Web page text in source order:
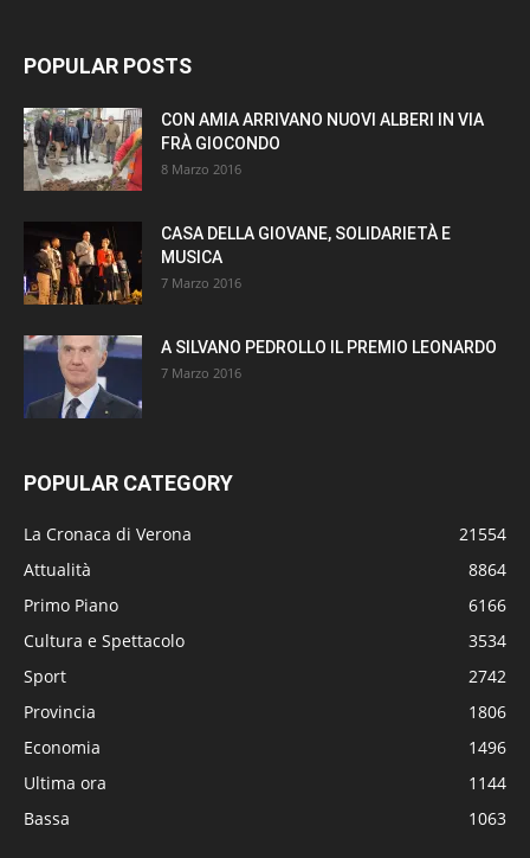
POPULAR POSTS
CON AMIA ARRIVANO NUOVI ALBERI IN VIA
FRÀ GIOCONDO
8 Marzo 2016
CASA DELLA GIOVANE, SOLIDARIETÀ E
MUSICA
7 Marzo 2016
A SILVANO PEDROLLO IL PREMIO LEONARDO
7 Marzo 2016
POPULAR CATEGORY
La Cronaca di Verona
21554
Attualità
8864
Primo Piano
6166
Cultura e Spettacolo
3534
Sport
2742
Provincia
1806
Economia
1496
Ultima ora
1144
Bassa
1063